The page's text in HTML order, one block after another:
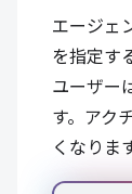
エージェ
を指定す
ユーザー
す。アク
くなります